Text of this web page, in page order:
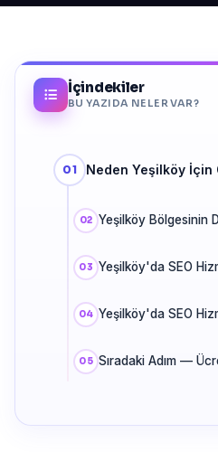
İçindekiler
BU YAZIDA NELER VAR?
Neden Yeşilköy İçin
Yeşilköy Bölgesinin
Yeşilköy'da SEO
Yeşilköy'da SEO
Sıradaki Adım —